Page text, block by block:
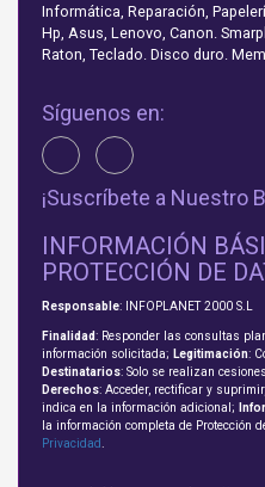
Informática, Reparación,
Hp, Asus, Lenovo, Canon.
Raton, Teclado. Disco duro.
Síguenos en:
¡Suscríbete a Nuestro
INFORMACIÓN
PROTECCIÓN DE
Responsable: INFOPLANET 2000 S.L
Finalidad: Responder las consultas
información solicitada; Legitimación:
Destinatarios: Solo se realizan
Derechos: Acceder, rectificar y
indica en la información adicional;
la información completa de Protección
Privacidad